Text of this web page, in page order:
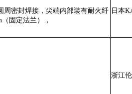
周密封焊接，尖端内部装有耐火纤
固定法兰），
日本
浙江